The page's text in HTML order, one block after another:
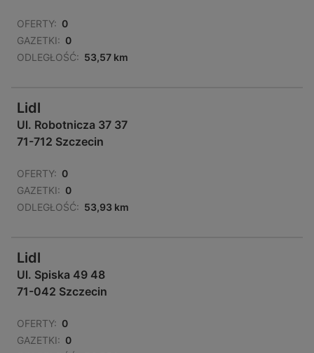
OFERTY: 0
GAZETKI: 0
ODLEGŁOŚĆ: 53,57 km
Lidl
Ul. Robotnicza 37 37
71-712 Szczecin
OFERTY: 0
GAZETKI: 0
ODLEGŁOŚĆ: 53,93 km
Lidl
Ul. Spiska 49 48
71-042 Szczecin
OFERTY: 0
GAZETKI: 0